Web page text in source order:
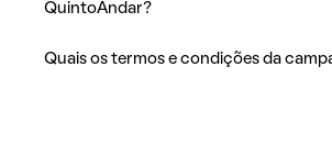
QuintoAndar?
Quais os termos e condições da